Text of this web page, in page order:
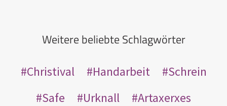
Weitere beliebte Schlagwörter
Christival Handarbeit
Schrein
Safe
Urknall
Artaxerxes